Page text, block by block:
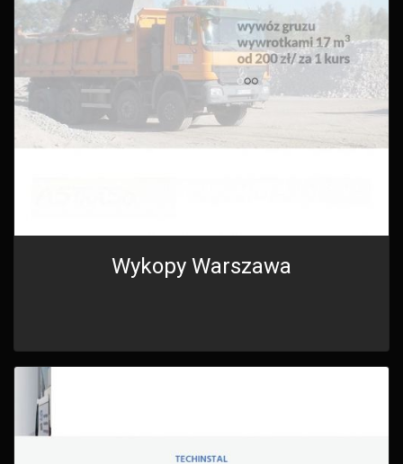
Wykopy Warszawa